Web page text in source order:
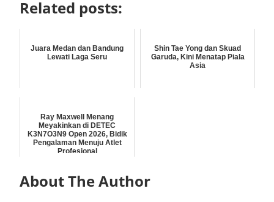
Related posts:
Juara Medan dan Bandung
Lewati Laga Seru
Shin Tae Yong dan Skuad
Garuda, Kini Menatap Piala
Asia
Ray Maxwell Menang
Meyakinkan di DETEC
K3N7O3N9 Open 2026, Bidik
Pengalaman Menuju Atlet
Profesional
About The Author